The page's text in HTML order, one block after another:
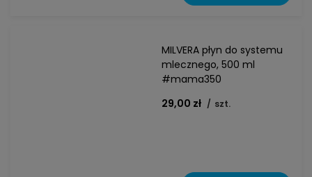
MILVERA płyn do systemu
mlecznego, 500 ml
#mama350
29,00 zł / szt.